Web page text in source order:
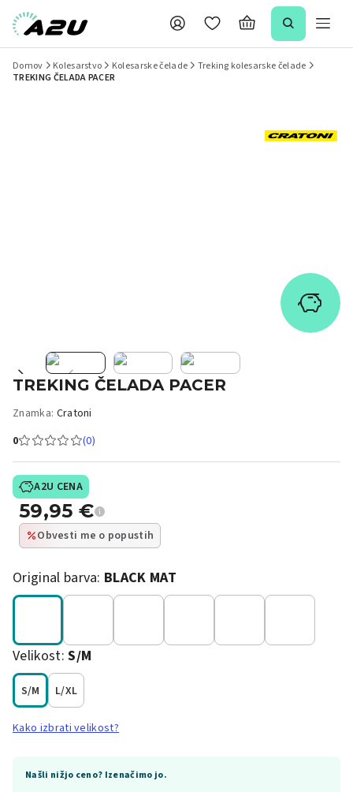
Domov Kolesarstvo Kolesarske čelade
Treking kolesarske čelade
TREKING ČELADA PACER
TREKING ČELADA PACER
Znamka: Cratoni
0
(0)
A2U CENA
59,95 €
Obvesti me o popustih
Original barva: BLACK MAT
Velikost:S/M
S/M L/XL
Kako izbrati velikost?
Našli nižjo ceno? Izenačimo jo.